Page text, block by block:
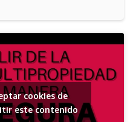
cookies de
este contenido